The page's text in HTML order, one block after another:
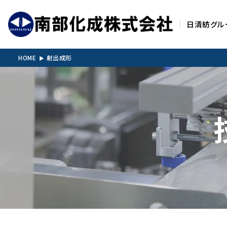
日清紡グル
HOME 射出成形